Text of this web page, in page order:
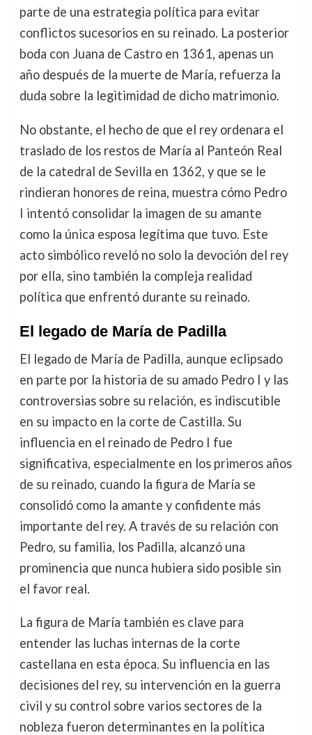
parte de una estrategia política para evitar
conflictos sucesorios en su reinado. La posterior
boda con Juana de Castro en 1361, apenas un
año después de la muerte de María, refuerza la
duda sobre la legitimidad de dicho matrimonio.
No obstante, el hecho de que el rey ordenara el
traslado de los restos de María al Panteón Real
de la catedral de Sevilla en 1362, y que se le
rindieran honores de reina, muestra cómo Pedro
I intentó consolidar la imagen de su amante
como la única esposa legítima que tuvo. Este
acto simbólico reveló no solo la devoción del rey
por ella, sino también la compleja realidad
política que enfrentó durante su reinado.
El legado de María de Padilla
El legado de María de Padilla, aunque eclipsado
en parte por la historia de su amado Pedro I y las
controversias sobre su relación, es indiscutible
en su impacto en la corte de Castilla. Su
influencia en el reinado de Pedro I fue
significativa, especialmente en los primeros años
de su reinado, cuando la figura de María se
consolidó como la amante y confidente más
importante del rey. A través de su relación con
Pedro, su familia, los Padilla, alcanzó una
prominencia que nunca hubiera sido posible sin
el favor real.
La figura de María también es clave para
entender las luchas internas de la corte
castellana en esta época. Su influencia en las
decisiones del rey, su intervención en la guerra
civil y su control sobre varios sectores de la
nobleza fueron determinantes en la política